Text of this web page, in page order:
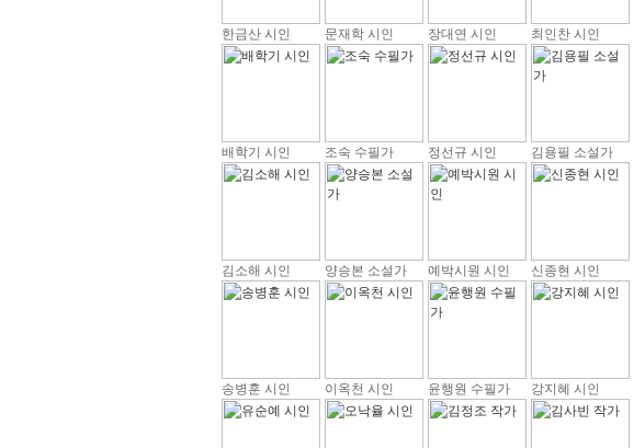
한금산 시인 문재학 시인 장대연 시인 최인찬 시인
배학기 시인 조숙 수필가 정선규 시인 김용필 소설가
김소해 시인 양승본 소설가 예박시원 시인 신종현 시인
송병훈 시인 이옥천 시인 윤행원 수필가 강지혜 시인